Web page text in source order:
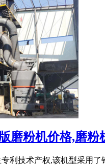
磨粉机价格,磨粉
利技术产权,该机型采用